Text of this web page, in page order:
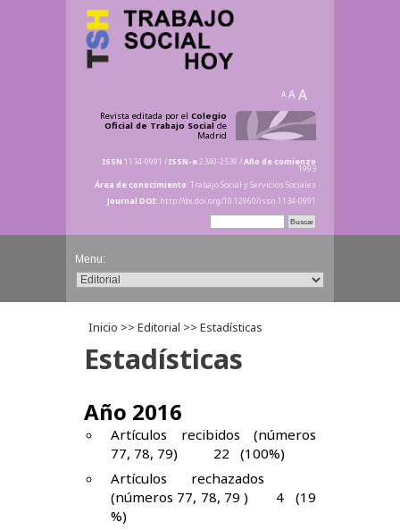
A AA
Revista editada por el Colegio
Oficial de Trabajo Social de
Madrid
ISSN 1134-0991 /ISSN-e2340-2539 /Año de comienzo
1993
Área de conocimiento: Trabajo Social y Servicios Sociales
Journal DOI: http://dx.doi.org/10.12960/issn.1134-0991
Inicio >> Editorial >> Estadísticas
Estadísticas
Año 2016
Artículos recibidos (números
77, 78, 79) 22 (100%)
Artículos rechazados
(números 77, 78, 79 ) 4 (19
%)